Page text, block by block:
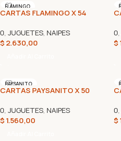
FLAMINGO
CARTAS FLAMINGO X 54
0, JUGUETES, NAIPES
$2.630,00
0,
$
PAYSANITO
CARTAS PAYSANITO X 50
0, JUGUETES, NAIPES
$1.560,00
0,
$